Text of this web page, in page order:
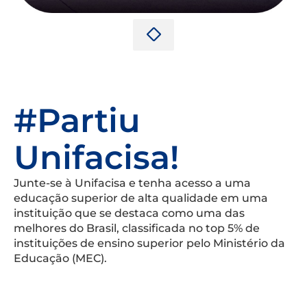
#Partiu
Unifacisa!
Junte-se à Unifacisa e tenha acesso a uma
educação superior de alta qualidade em uma
instituição que se destaca como uma das
melhores do Brasil, classificada no top 5% de
instituições de ensino superior pelo Ministério da
Educação (MEC).